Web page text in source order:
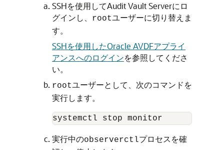
SSHを使用してAudit Vault Serverにロ
グインし、
rootユーザーに切り替えま
す。
SSHを使用したOracle AVDFアプライ
アンスへのログインを参照してくださ
い。
rootユーザーとして、次のコマンドを
実行します。
systemctl stop monitor
実行中のobserverctlプロセスを確